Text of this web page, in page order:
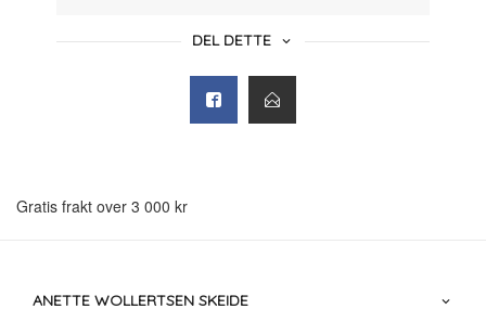
DEL DETTE
Gratis frakt over 3 000 kr
ANETTE WOLLERTSEN SKEIDE